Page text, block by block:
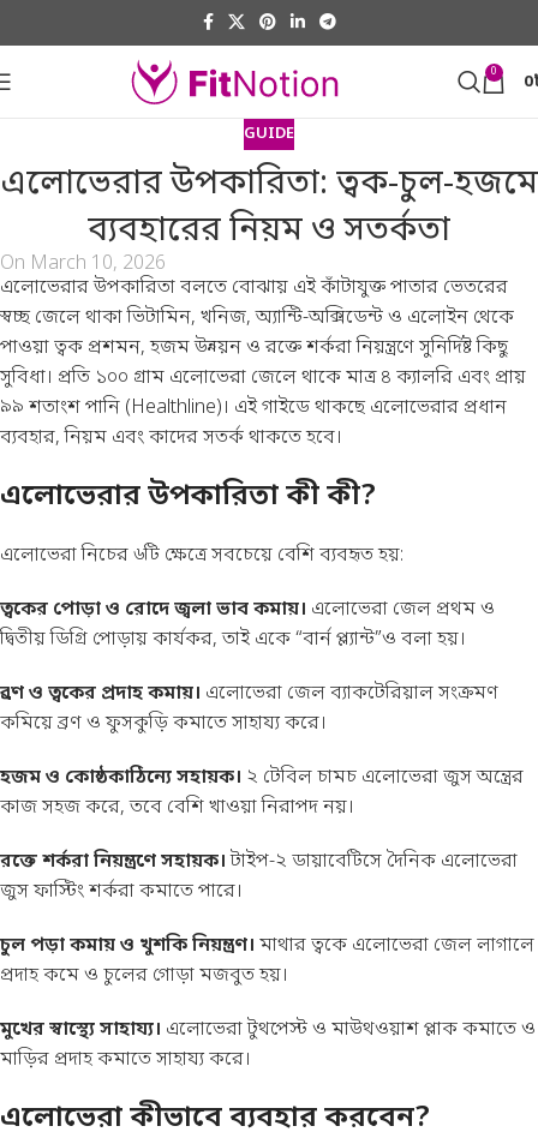
0 0
GUIDE
এলোভেরার উপকারিতা: ত্বক-চুল-হজমে
ব্যবহারের নিয়ম ও সতর্কতা
On March 10, 2026
এলোভেরার উপকারিতা বলতে বোঝায় এই কাঁটাযুক্ত পাতার ভেতরের
স্বচ্ছ জেলে থাকা ভিটামিন, খনিজ, অ্যান্টি-অক্সিডেন্ট ও এলোইন থেকে
পাওয়া ত্বক প্রশমন, হজম উন্নয়ন ও রক্তে শর্করা নিয়ন্ত্রণে সুনির্দিষ্ট কিছু
সুবিধা। প্রতি ১০০ গ্রাম এলোভেরা জেলে থাকে মাত্র ৪ ক্যালরি এবং প্রায়
৯৯ শতাংশ পানি (Healthline)। এই গাইডে থাকছে এলোভেরার প্রধান
ব্যবহার, নিয়ম এবং কাদের সতর্ক থাকতে হবে।
এলোভেরার উপকারিতা কী কী?
এলোভেরা নিচের ৬টি ক্ষেত্রে সবচেয়ে বেশি ব্যবহৃত হয়:
ত্বকের পোড়া ও রোদে জ্বলা ভাব কমায়। এলোভেরা জেল প্রথম ও
দ্বিতীয় ডিগ্রি পোড়ায় কার্যকর, তাই একে “বার্ন প্ল্যান্ট”ও বলা হয়।
ব্রণ ও ত্বকের প্রদাহ কমায়। এলোভেরা জেল ব্যাকটেরিয়াল সংক্রমণ
কমিয়ে ব্রণ ও ফুসকুড়ি কমাতে সাহায্য করে।
হজম ও কোষ্ঠকাঠিন্যে সহায়ক। ২ টেবিল চামচ এলোভেরা জুস অন্ত্রের
কাজ সহজ করে, তবে বেশি খাওয়া নিরাপদ নয়।
রক্তে শর্করা নিয়ন্ত্রণে সহায়ক।টাইপ-২ ডায়াবেটিসে দৈনিক এলোভেরা
জুস ফাস্টিং শর্করা কমাতে পারে।
চুল পড়া কমায় ও খুশকি নিয়ন্ত্রণ। মাথার ত্বকে এলোভেরা জেল লাগালে
প্রদাহ কমে ও চুলের গোড়া মজবুত হয়।
মুখের স্বাস্থ্যে সাহায্য। এলোভেরা টুথপেস্ট ও মাউথওয়াশ প্লাক কমাতে ও
মাড়ির প্রদাহ কমাতে সাহায্য করে।
এলোভেরা কীভাবে ব্যবহার করবেন?